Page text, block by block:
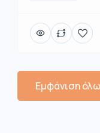
Εμφάνιση